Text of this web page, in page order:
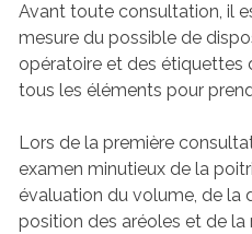
Avant toute consultation, il
mesure du possible de
opératoire et des étiquettes
tous les éléments pour
Lors de la première
examen minutieux de la
évaluation du volume, de la
position des aréoles et de